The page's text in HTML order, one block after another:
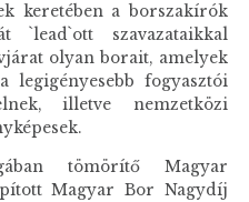
keretében a borszakírók
szavazataikkal
olyan borait, amelyek
legigényesebb fogyasztói
illetve nemzetközi
tömörítő Magyar
Magyar Bor Nagydíj